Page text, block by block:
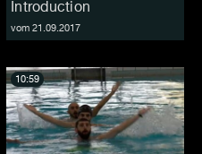
Introduction
vom 21.09.2017
10:59